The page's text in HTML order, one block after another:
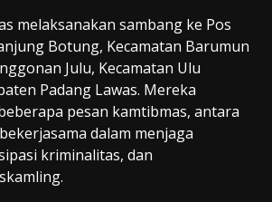
melaksanakan sambang ke Pos
Botung, Kecamatan Barumun
Julu, Kecamatan Ulu
Padang Lawas. Mereka
pesan kamtibmas, antara
dalam menjaga
kriminalitas, dan